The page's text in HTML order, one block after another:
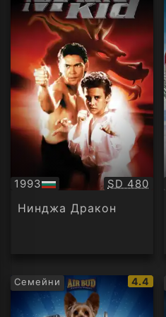
1993
БГ
аудио
Качество:
SD 480
Нинджа Дракон
Семейни
IMDb
4.4